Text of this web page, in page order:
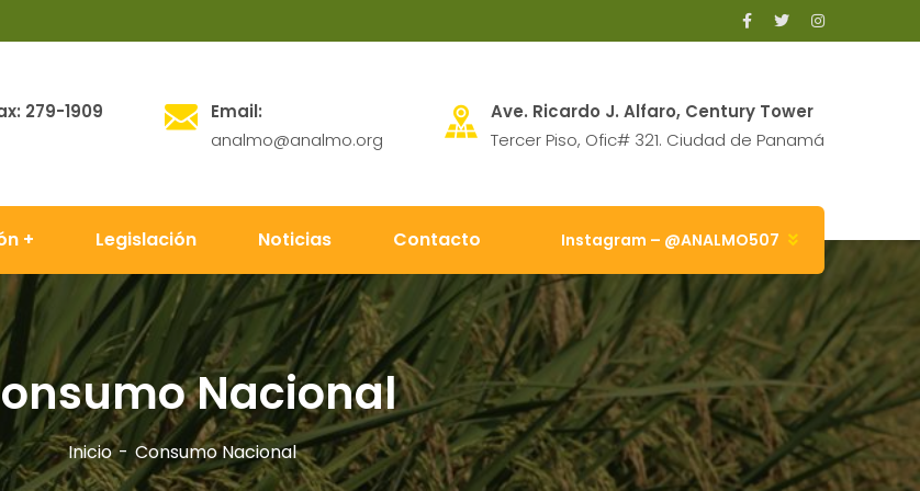
279-1909
Email:
analmo@analmo.org
Ave. Ricardo J. Alfaro, Century Tower
Tercer Piso, Ofic# 321. Ciudad de Panamá
Legislación Noticias Contacto Instagram – @ANALMO507
Nacional
Inicio Consumo Nacional